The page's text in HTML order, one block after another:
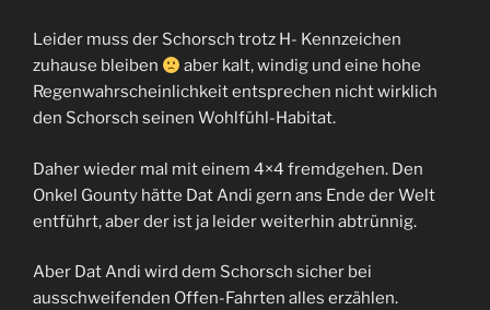
Leider muss der Schorsch trotz H- Kennzeichen
zuhause bleiben
aber kalt, windig und eine hohe
Regenwahrscheinlichkeit entsprechen nicht wirklich
den Schorsch seinen Wohlfühl-Habitat.
Daher wieder mal mit einem 4×4 fremdgehen. Den
Onkel Gounty hätte Dat Andi gern ans Ende der Welt
entführt, aber der ist ja leider weiterhin abtrünnig.
Aber Dat Andi wird dem Schorsch sicher bei
ausschweifenden Offen-Fahrten alles erzählen.